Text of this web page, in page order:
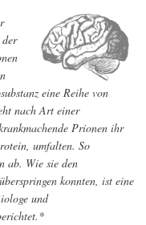
eine Reihe von
nach Art einer
Prionen ihr
umfalten. So
ab. Wie sie den
konnten, ist eine
und